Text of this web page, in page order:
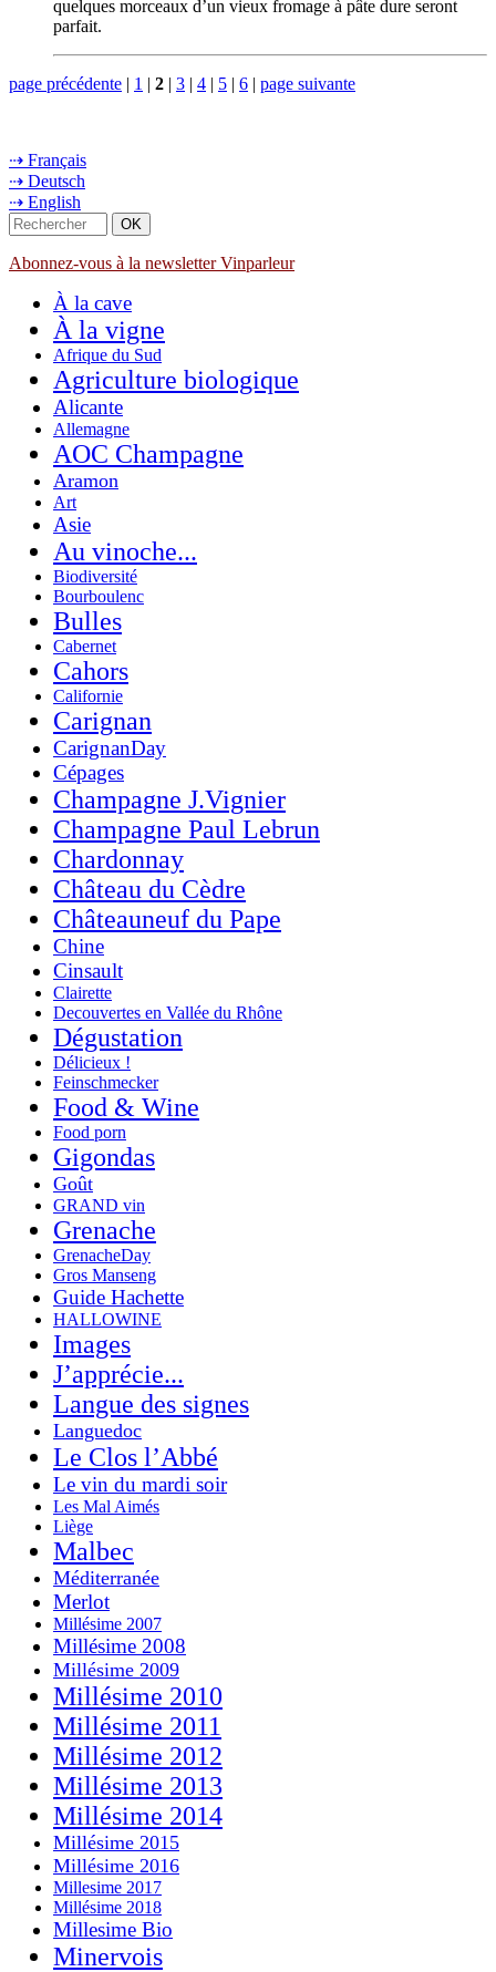
quelques morceaux d’un vieux fromage à pâte dure seront
parfait.
page précédente | 1 | 2 | 3 | 4 | 5 | 6 | page suivante
⇢ Français
⇢ Deutsch
⇢ English
Abonnez-vous à la newsletter Vinparleur
À la cave
À la vigne
Afrique du Sud
Agriculture biologique
Alicante
Allemagne
AOC Champagne
Aramon
Art
Asie
Au vinoche...
Biodiversité
Bourboulenc
Bulles
Cabernet
Cahors
Californie
Carignan
CarignanDay
Cépages
Champagne J.Vignier
Champagne Paul Lebrun
Chardonnay
Château du Cèdre
Châteauneuf du Pape
Chine
Cinsault
Clairette
Decouvertes en Vallée du Rhône
Dégustation
Délicieux !
Feinschmecker
Food & Wine
Food porn
Gigondas
Goût
GRAND vin
Grenache
GrenacheDay
Gros Manseng
Guide Hachette
HALLOWINE
Images
J’apprécie...
Langue des signes
Languedoc
Le Clos l’Abbé
Le vin du mardi soir
Les Mal Aimés
Liège
Malbec
Méditerranée
Merlot
Millésime 2007
Millésime 2008
Millésime 2009
Millésime 2010
Millésime 2011
Millésime 2012
Millésime 2013
Millésime 2014
Millésime 2015
Millésime 2016
Millesime 2017
Millésime 2018
Millesime Bio
Minervois